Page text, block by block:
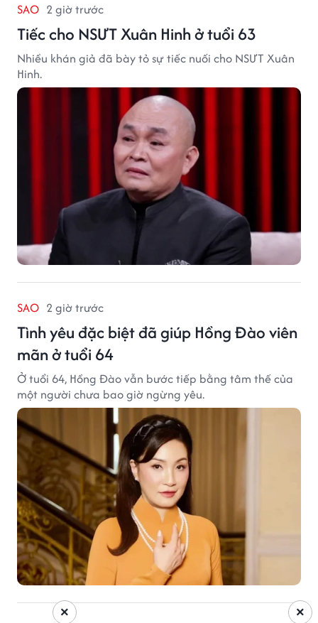
SAO 2 giờ trước
Tiếc cho NSƯT Xuân Hinh ở tuổi 63
Nhiều khán giả đã bày tỏ sự tiếc nuối cho NSƯT Xuân
Hinh.
SAO 2 giờ trước
Tình yêu đặc biệt đã giúp Hồng Đào viên
mãn ở tuổi 64
Ở tuổi 64, Hồng Đào vẫn bước tiếp bằng tâm thế của
một người chưa bao giờ ngừng yêu.
×
×